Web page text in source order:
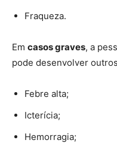
Fraqueza.
Em casos graves, a
pode desenvolver
Febre alta;
Icterícia;
Hemorragia;